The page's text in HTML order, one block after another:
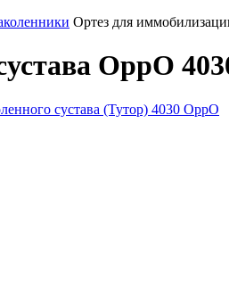
Ортез для
OppO